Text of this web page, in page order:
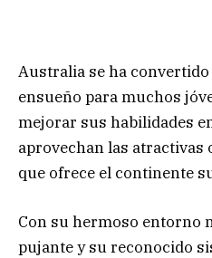
Australia se ha
ensueño para muchos
mejorar sus habilidades
aprovechan las
que ofrece el continente
Con su hermoso entorno
pujante y su reconocido